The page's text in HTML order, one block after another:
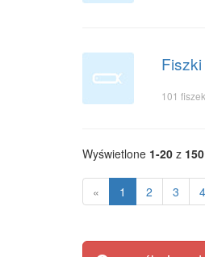
101 fiszek
Wyświetlone 1-20 z 150
« 1 2 3 4